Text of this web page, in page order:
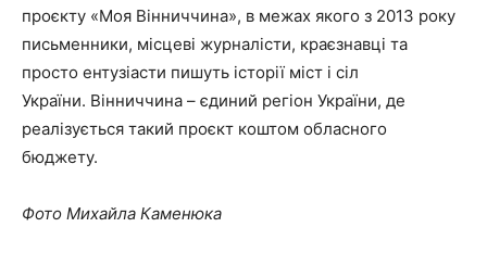
проєкту «Моя Вінниччина», в межах якого з 2013 року
письменники, місцеві журналісти, краєзнавці та
просто ентузіасти пишуть історії міст і сіл
України. Вінниччина – єдиний регіон України, де
реалізується такий проєкт коштом обласного
бюджету.
Фото Михайла Каменюка